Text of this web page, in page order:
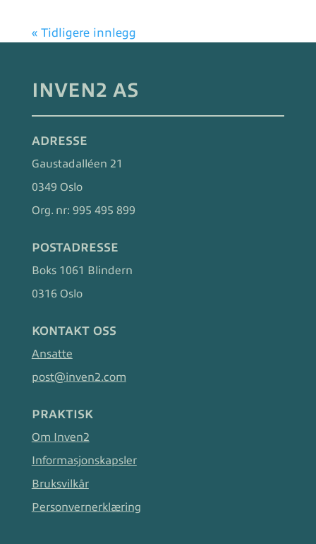
« Tidligere innlegg
INVEN2 AS
ADRESSE
Gaustadalléen 21
0349 Oslo
Org. nr: 995 495 899
POSTADRESSE
Boks 1061 Blindern
0316 Oslo
KONTAKT OSS
Ansatte
post@inven2.com
PRAKTISK
Om Inven2
Informasjonskapsler
Bruksvilkår
Personvernerklæring